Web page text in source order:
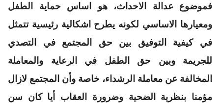
فموضوع عدالة الاحداث، هو اساس حماية الطفل
ومعيارها الاساسي لكونه يطرح اشكالية رئيسية تتمثل
في كيفية التوفيق بين حق المجتمع في التصدي
للجريمة وبين حق الطفل في الرعاية والمعاملة
المخالفة عن معاملة الرشداء، خاصة وأن المجتمع لازال
مؤمنا بنظرية الضحية وضرورة العقاب أيا كان سن